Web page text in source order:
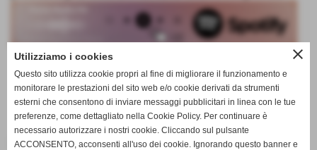
close
Utilizziamo i cookies
Questo sito utilizza cookie propri al fine di migliorare il funzionamento e
monitorare le prestazioni del sito web e/o cookie derivati da strumenti
esterni che consentono di inviare messaggi pubblicitari in linea con le tue
preferenze, come dettagliato nella Cookie Policy. Per continuare è
necessario autorizzare i nostri cookie. Cliccando sul pulsante
ACCONSENTO, acconsenti all'uso dei cookie. Ignorando questo banner e